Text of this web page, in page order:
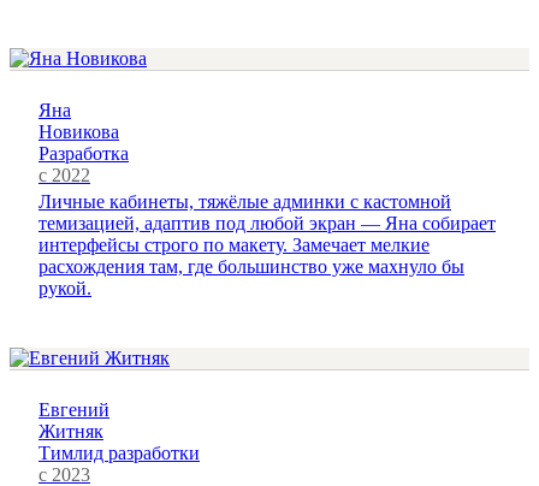
Яна
Новикова
Разработка
с 2022
Личные кабинеты, тяжёлые админки с кастомной
темизацией, адаптив под любой экран — Яна собирает
интерфейсы строго по макету. Замечает мелкие
расхождения там, где большинство уже махнуло бы
рукой.
Евгений
Житняк
Тимлид разработки
с 2023